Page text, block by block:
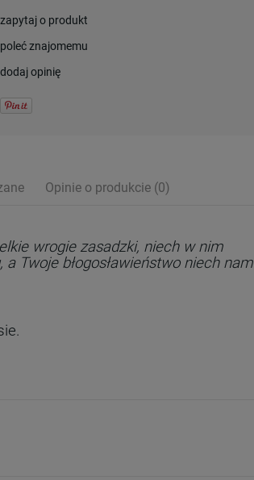
zapytaj o produkt
poleć znajomemu
dodaj opinię
Opinie o produkcie (0)
wrogie zasadzki, niech w nim
Twoje błogosławieństwo niech nam